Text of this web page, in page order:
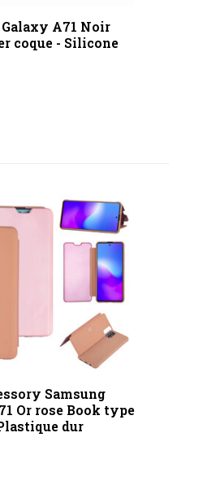
A71 Noir
coque - Silicone
Samsung
Or rose Book type
dur